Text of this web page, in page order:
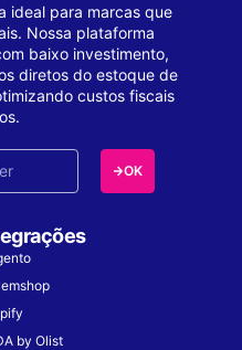
ideal para marcas que
Nossa plataforma
baixo investimento,
diretos do estoque de
custos fiscais
OK
by Olist